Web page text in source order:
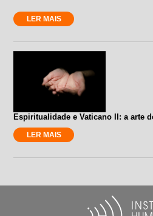
LER MAIS
Espiritualidade e Vaticano II: a arte
LER MAIS